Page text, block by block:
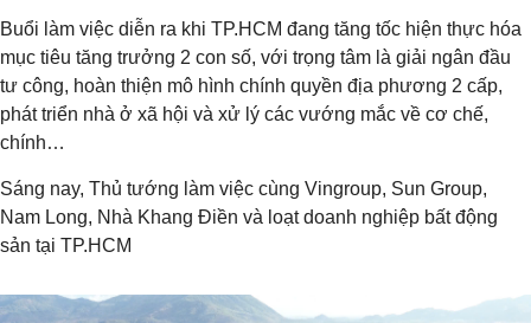
Buổi làm việc diễn ra khi TP.HCM đang tăng tốc hiện thực hóa
mục tiêu tăng trưởng 2 con số, với trọng tâm là giải ngân đầu
tư công, hoàn thiện mô hình chính quyền địa phương 2 cấp,
phát triển nhà ở xã hội và xử lý các vướng mắc về cơ chế,
chính…
Sáng nay, Thủ tướng làm việc cùng Vingroup, Sun Group,
Nam Long, Nhà Khang Điền và loạt doanh nghiệp bất động
sản tại TP.HCM